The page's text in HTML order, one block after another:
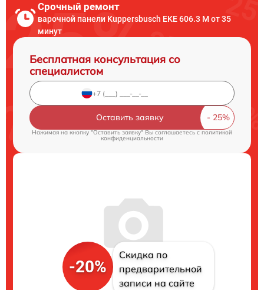
Срочный ремонт
варочной панели Kuppersbusch EKE 606.3 M от 35
минут
Бесплатная консультация со
специалистом
Оставить заявку
Нажимая на кнопку "Оставить заявку" Вы соглашаетесь c политикой
конфиденциальности
-20%
Скидка по
предварительной
записи на сайте